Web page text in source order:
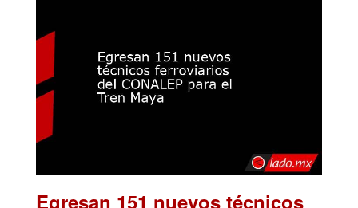
Egresan 151 nuevos técnicos